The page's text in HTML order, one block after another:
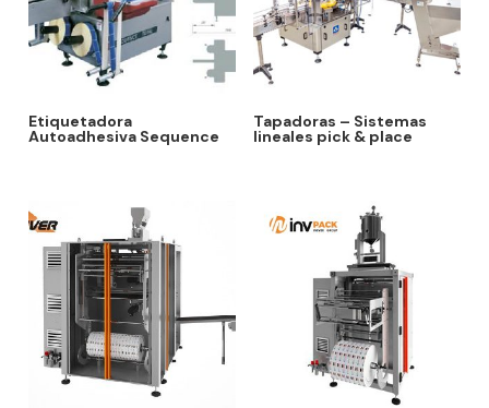
Etiquetadora
Autoadhesiva Sequence
Tapadoras – Sistemas
lineales pick & place